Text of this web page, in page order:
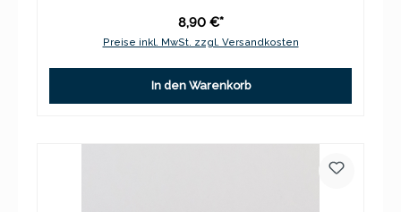
8,90 €*
Preise inkl. MwSt. zzgl. Versandkosten
In den Warenkorb